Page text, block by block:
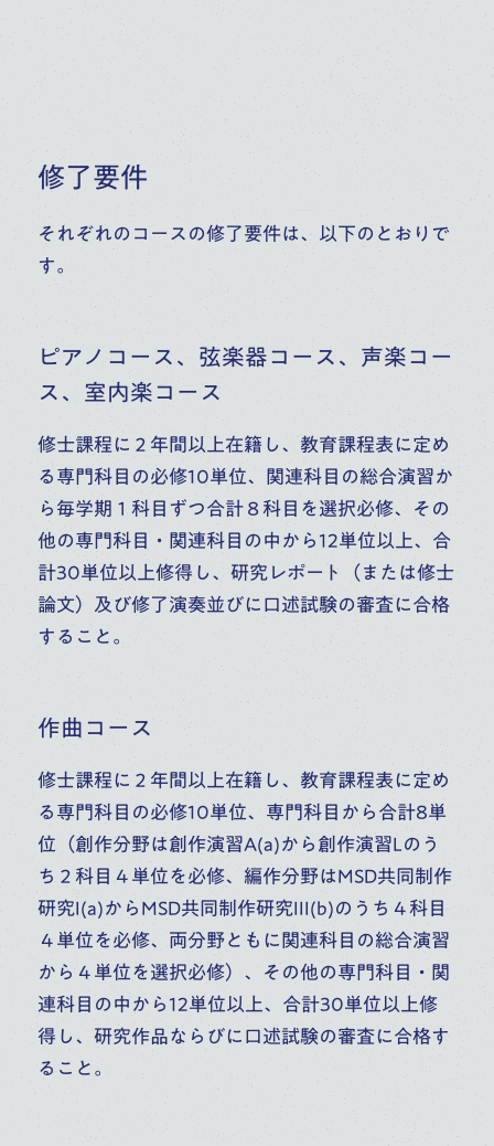
修了要件
それぞれのコースの修了要件は、以下のとおりで
す。
ピアノコース、弦楽器コース、声楽コー
ス、室内楽コース
修士課程に２年間以上在籍し、教育課程表に定め
る専門科目の必修10単位、関連科目の総合演習か
ら毎学期１科目ずつ合計８科目を選択必修、その
他の専門科目・関連科目の中から12単位以上、合
計30単位以上修得し、研究レポート（または修士
論文）及び修了演奏並びに口述試験の審査に合格
すること。
作曲コース
修士課程に２年間以上在籍し、教育課程表に定め
る専門科目の必修10単位、専門科目から合計8単
位（創作分野は創作演習A(a)から創作演習Lのう
ち２科目４単位を必修、編作分野はMSD共同制作
研究I(a)からMSD共同制作研究III(b)のうち４科目
４単位を必修、両分野ともに関連科目の総合演習
から４単位を選択必修）、その他の専門科目・関
連科目の中から12単位以上、合計30単位以上修
得し、研究作品ならびに口述試験の審査に合格す
ること。